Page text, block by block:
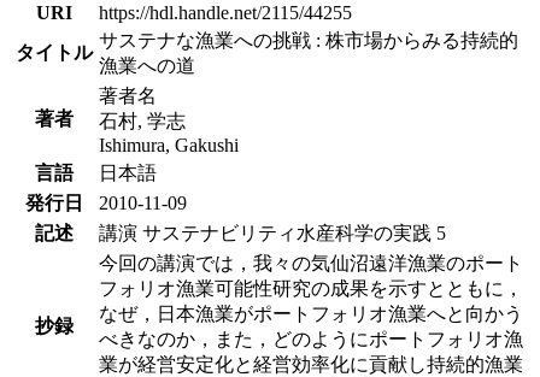
URI
https://hdl.handle.net/2115/44255
タイトル
サステナな漁業への挑戦 : 株市場からみる持続的
漁業への道
著者
著者名
石村, 学志
Ishimura, Gakushi
言語
日本語
発行日
2010-11-09
記述
講演 サステナビリティ水産科学の実践 5
抄録
今回の講演では，我々の気仙沼遠洋漁業のポート
フォリオ漁業可能性研究の成果を示すとともに，
なぜ，日本漁業がポートフォリオ漁業へと向かう
べきなのか，また，どのようにポートフォリオ漁
業が経営安定化と経営効率化に貢献し持続的漁業